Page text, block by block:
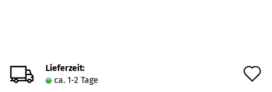
Lieferzeit:
ca. 1-2 Tage